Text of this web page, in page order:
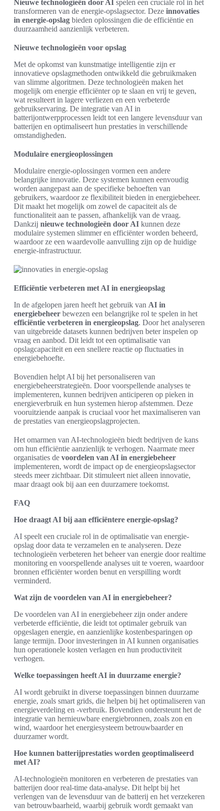
Nieuwe technologieën door AI
spelen een cruciale rol in het
transformeren van de energie-opslagsector. Deze innovaties
in energie-opslag bieden oplossingen die de efficiëntie en
duurzaamheid aanzienlijk verbeteren.
Nieuwe technologieën voor opslag
Met de opkomst van kunstmatige intelligentie zijn er
innovatieve opslagmethoden ontwikkeld die gebruikmaken
van slimme algoritmen. Deze technologieën maken het
mogelijk om energie efficiënter op te slaan en vrij te geven,
wat resulteert in lagere verliezen en een verbeterde
gebruikservaring. De integratie van AI in
batterijontwerpprocessen leidt tot een langere levensduur van
batterijen en optimaliseert hun prestaties in verschillende
omstandigheden.
Modulaire energieoplossingen
Modulaire energie-oplossingen vormen een andere
belangrijke innovatie. Deze systemen kunnen eenvoudig
worden aangepast aan de specifieke behoeften van
gebruikers, waardoor ze flexibiliteit bieden in energiebeheer.
Dit maakt het mogelijk om zowel de capaciteit als de
functionaliteit aan te passen, afhankelijk van de vraag.
Dankzij nieuwe technologieën door AI kunnen deze
modulaire systemen slimmer en efficiënter worden beheerd,
waardoor ze een waardevolle aanvulling zijn op de huidige
energie-infrastructuur.
Efficiëntie verbeteren met AI in energieopslag
In de afgelopen jaren heeft het gebruik van AI in
energiebeheer bewezen een belangrijke rol te spelen in het
efficiëntie verbeteren in energieopslag. Door het analyseren
van uitgebreide datasets kunnen bedrijven beter inspelen op
vraag en aanbod. Dit leidt tot een optimalisatie van
opslagcapaciteit en een snellere reactie op fluctuaties in
energiebehoefte.
Bovendien helpt AI bij het personaliseren van
energiebeheerstrategieën. Door voorspellende analyses te
implementeren, kunnen bedrijven anticiperen op pieken in
energieverbruik en hun systemen hierop afstemmen. Deze
vooruitziende aanpak is cruciaal voor het maximaliseren van
de prestaties van energieopslagprojecten.
Het omarmen van AI-technologieën biedt bedrijven de kans
om hun efficiëntie aanzienlijk te verhogen. Naarmate meer
organisaties de voordelen van AI in energiebeheer
implementeren, wordt de impact op de energieopslagsector
steeds meer zichtbaar. Dit stimuleert niet alleen innovatie,
maar draagt ook bij aan een duurzamere toekomst.
FAQ
Hoe draagt AI bij aan efficiëntere energie-opslag?
AI speelt een cruciale rol in de optimalisatie van energie-
opslag door data te verzamelen en te analyseren. Deze
technologieën verbeteren het beheer van energie door realtime
monitoring en voorspellende analyses uit te voeren, waardoor
bronnen efficiënter worden benut en verspilling wordt
verminderd.
Wat zijn de voordelen van AI in energiebeheer?
De voordelen van AI in energiebeheer zijn onder andere
verbeterde efficiëntie, die leidt tot optimaler gebruik van
opgeslagen energie, en aanzienlijke kostenbesparingen op
lange termijn. Door investeringen in AI kunnen organisaties
hun operationele kosten verlagen en hun productiviteit
verhogen.
Welke toepassingen heeft AI in duurzame energie?
AI wordt gebruikt in diverse toepassingen binnen duurzame
energie, zoals smart grids, die helpen bij het optimaliseren van
energieverdeling en -verbruik. Bovendien ondersteunt het de
integratie van hernieuwbare energiebronnen, zoals zon en
wind, waardoor het energiesysteem betrouwbaarder en
duurzamer wordt.
Hoe kunnen batterijprestaties worden geoptimaliseerd
met AI?
AI-technologieën monitoren en verbeteren de prestaties van
batterijen door real-time data-analyse. Dit helpt bij het
verlengen van de levensduur van de batterij en het verzekeren
van betrouwbaarheid, waarbij gebruik wordt gemaakt van